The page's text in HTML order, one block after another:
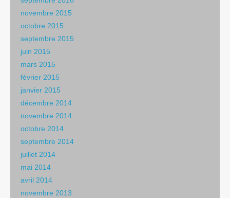
novembre 2015
octobre 2015
septembre 2015
juin 2015
mars 2015
février 2015
janvier 2015
décembre 2014
novembre 2014
octobre 2014
septembre 2014
juillet 2014
mai 2014
avril 2014
novembre 2013